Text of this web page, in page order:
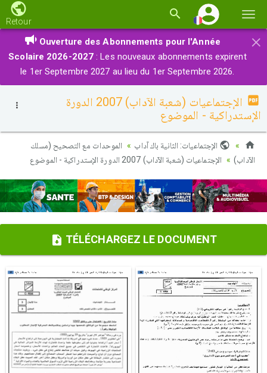
la
Retour
×
Ouverture des Abonnements pour l'Année
Scolaire 2026-2027 : Les nouveaux abonnements expirent
le 1er Septembre 2027 au lieu du 1er Septembre 2026.
الإجتماعيات (شعبة الآداب) 2007 الدورة
الإستدراكية - الموضوع
الإجتماعيات: الثانية باك آداب
الموحدات مع التصحيح (مسلك
الآداب)
الإجتماعيات (شعبة الآداب) 2007 الدورة الإستدراكية - الموضوع
TÉLÉCHARGEZ LE DOCUMENT